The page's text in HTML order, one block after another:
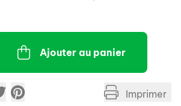
consultez votre vétérinaire.
vous permet de détecter
de santé de votre chat et
recours à un traitement le plus
Ajouter au panier
Imprimer